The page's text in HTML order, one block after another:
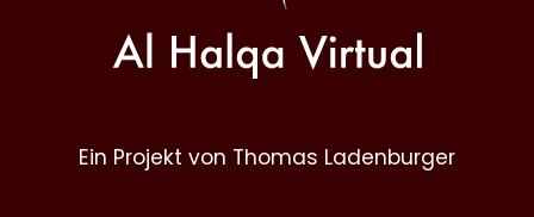
Ein Projekt von Thomas Ladenburger